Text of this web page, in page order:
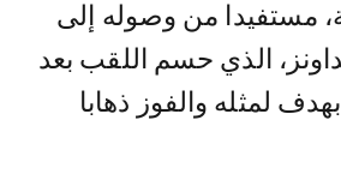
بـ41 نقطة، مستفيدا من وصوله إلى
الذي حسم اللقب بعد
لمثله والفوز ذهابا